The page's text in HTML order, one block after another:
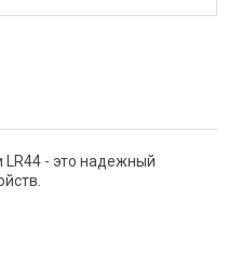
LR44 - это надежный